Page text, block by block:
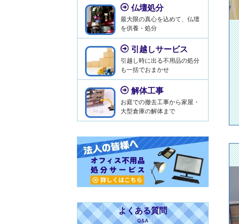
仏壇処分
最大限の真心を込めて、仏壇
を供養・処分
引越しサービス
引越し時に出る不用品の処分
も一括でおまかせ
解体工事
お庭での撤去工事から家屋・
大型倉庫の解体まで
よくある質問
Q&A